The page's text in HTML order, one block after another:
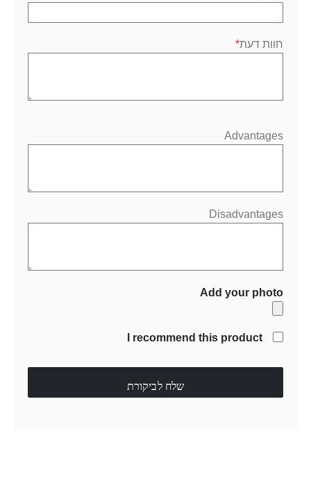
חוות דעת
Advantages
Disadvantages
Add your photo
I recommend this product
שלח לביקורת